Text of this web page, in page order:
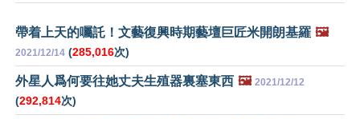
帶着上天的囑託！文藝復興時期藝壇巨匠米開朗基羅 🖼️
2021/12/14 (285,016次)
外星人爲何要往她丈夫生殖器裏塞東西 🖼️ 2021/12/12
(292,814次)